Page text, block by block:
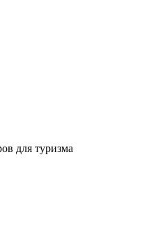
для туризма